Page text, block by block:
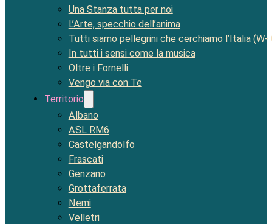
Una Stanza tutta per noi
L’Arte, specchio dell’anima
Tutti siamo pellegrini che cerchiamo l’Italia (W-
In tutti i sensi come la musica
Oltre i Fornelli
Vengo via con Te
Territorio
Albano
ASL RM6
Castelgandolfo
Frascati
Genzano
Grottaferrata
Nemi
Velletri